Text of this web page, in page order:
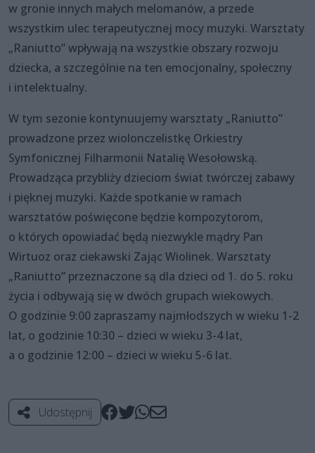
w gronie innych małych melomanów, a przede
wszystkim ulec terapeutycznej mocy muzyki. Warsztaty
„Raniutto” wpływają na wszystkie obszary rozwoju
dziecka, a szczególnie na ten emocjonalny, społeczny
i intelektualny.
W tym sezonie kontynuujemy warsztaty „Raniutto”
prowadzone przez wiolonczelistkę Orkiestry
Symfonicznej Filharmonii Natalię Wesołowską.
Prowadząca przybliży dzieciom świat twórczej zabawy
i pięknej muzyki. Każde spotkanie w ramach
warsztatów poświęcone będzie kompozytorom,
o których opowiadać będą niezwykle mądry Pan
Wirtuoz oraz ciekawski Zając Wiolinek. Warsztaty
„Raniutto” przeznaczone są dla dzieci od 1. do 5. roku
życia i odbywają się w dwóch grupach wiekowych.
O godzinie 9:00 zapraszamy najmłodszych w wieku 1-2
lat, o godzinie 10:30 – dzieci w wieku 3-4 lat,
a o godzinie 12:00 – dzieci w wieku 5-6 lat.
Udostępnij